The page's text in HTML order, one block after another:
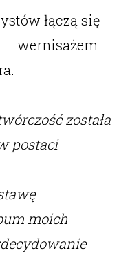
łączą się
wernisażem
została
postaci
moich